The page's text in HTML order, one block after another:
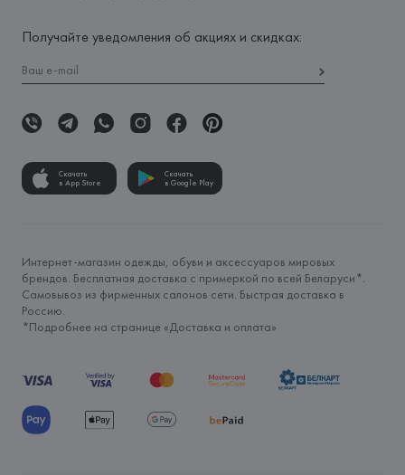
Получайте уведомления об акциях и скидках:
Скачать
в App Store
Скачать
в Google Play
Интернет-магазин одежды, обуви и аксессуаров мировых
брендов. Бесплатная доставка с примеркой по всей Беларуси*.
Самовывоз из фирменных салонов сети. Быстрая доставка в
Россию.
*Подробнее на странице «Доставка и оплата»